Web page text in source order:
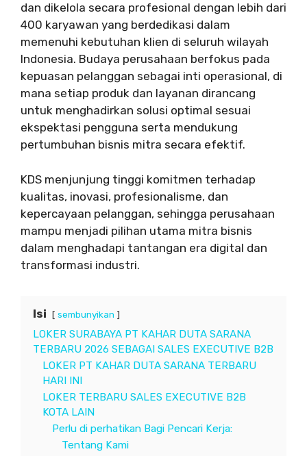
dan dikelola secara profesional dengan lebih dari
400 karyawan yang berdedikasi dalam
memenuhi kebutuhan klien di seluruh wilayah
Indonesia. Budaya perusahaan berfokus pada
kepuasan pelanggan sebagai inti operasional, di
mana setiap produk dan layanan dirancang
untuk menghadirkan solusi optimal sesuai
ekspektasi pengguna serta mendukung
pertumbuhan bisnis mitra secara efektif.
KDS menjunjung tinggi komitmen terhadap
kualitas, inovasi, profesionalisme, dan
kepercayaan pelanggan, sehingga perusahaan
mampu menjadi pilihan utama mitra bisnis
dalam menghadapi tantangan era digital dan
transformasi industri.
Isi sembunyikan
LOKER SURABAYA PT KAHAR DUTA SARANA
TERBARU 2026 SEBAGAI SALES EXECUTIVE B2B
LOKER PT KAHAR DUTA SARANA TERBARU
HARI INI
LOKER TERBARU SALES EXECUTIVE B2B
KOTA LAIN
Perlu di perhatikan Bagi Pencari Kerja:
Tentang Kami